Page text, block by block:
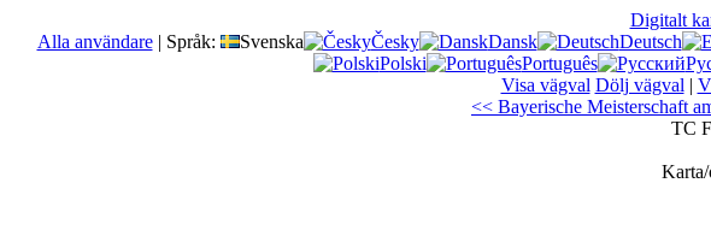
Digitalt
Alla användare | Språk: Svenska Česky Dansk Deutsch
Polski
Português
Visa vägval Dölj vägval |
<< Bayerische Meisterschaft
TC
Karta/